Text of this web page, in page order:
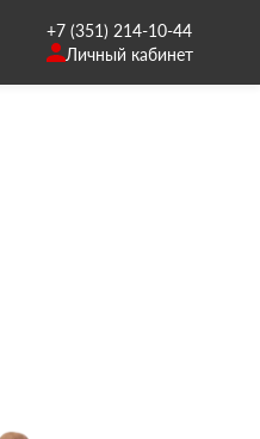
+7 (351) 214-10-44
Личный кабинет